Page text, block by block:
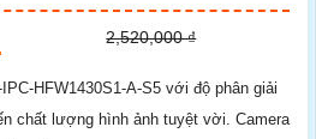
2,520,000 ₫
HFW1430S1-A-S5 với độ phân giải
chất lượng hình ảnh tuyệt vời. Camera